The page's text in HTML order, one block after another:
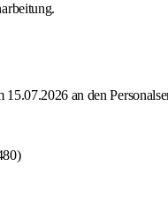
an den